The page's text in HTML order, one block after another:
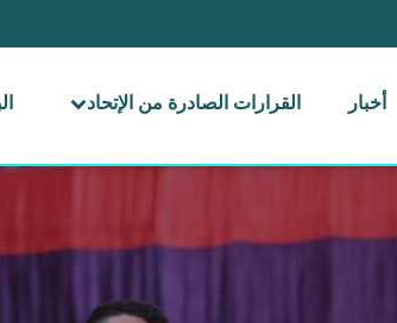
أخبار القرارات الصادرة من الإتحاد